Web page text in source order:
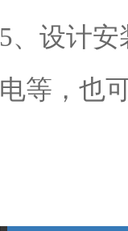
5、设计
电等，也